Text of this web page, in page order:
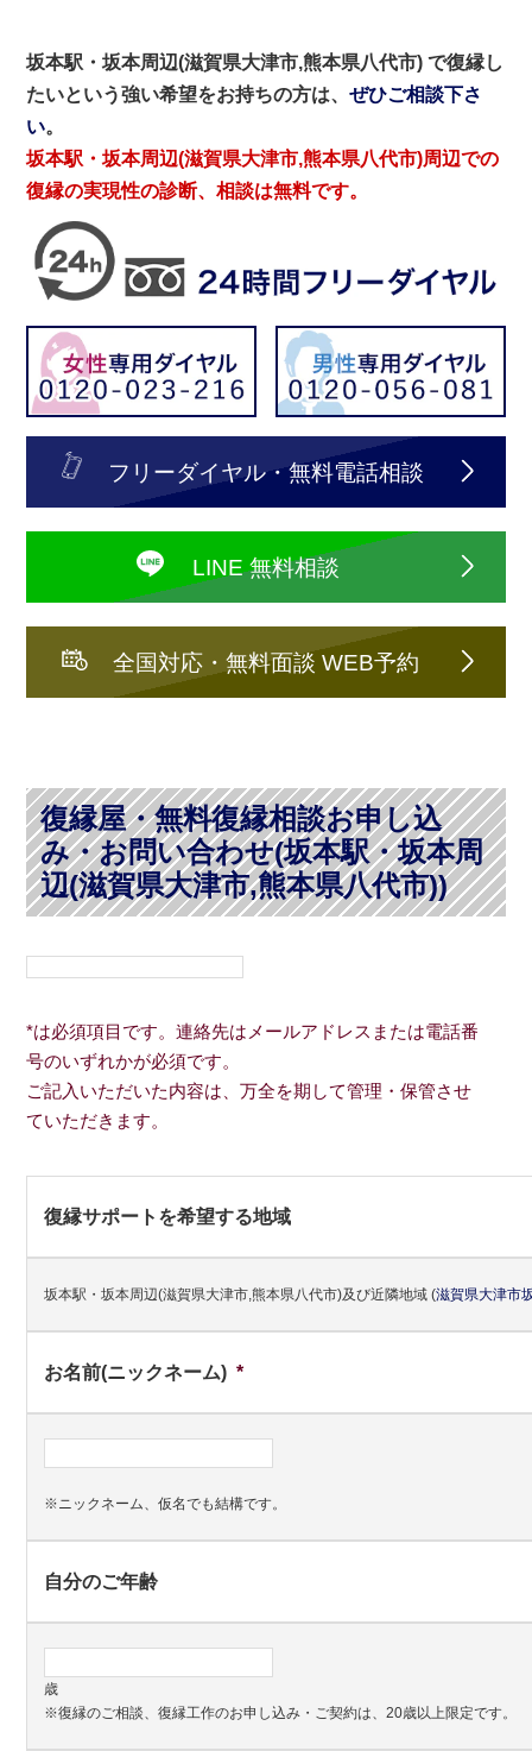
坂本駅・坂本周辺(滋賀県大津市,熊本県八代市) で復縁し
たいという強い希望をお持ちの方は、ぜひご相談下さ
い。
坂本駅・坂本周辺(滋賀県大津市,熊本県八代市)周辺での
復縁の実現性の診断、相談は無料です。
フリーダイヤル・無料電話相談
LINE 無料相談
全国対応・無料面談 WEB予約
復縁屋・無料復縁相談お申し込
み・お問い合わせ(坂本駅・坂本周
辺(滋賀県大津市,熊本県八代市))
*は必須項目です。連絡先はメールアドレスまたは電話番
号のいずれかが必須です。
ご記入いただいた内容は、万全を期して管理・保管させ
ていただきます。
復縁サポートを希望する地域
坂本駅・坂本周辺(滋賀県大津市,熊本県八代市)及び近隣地域(滋賀県大津市
お名前(ニックネーム) *
※ニックネーム、仮名でも結構です。
自分のご年齢
歳
※復縁のご相談、復縁工作のお申し込み・ご契約は、20歳以上限定です。